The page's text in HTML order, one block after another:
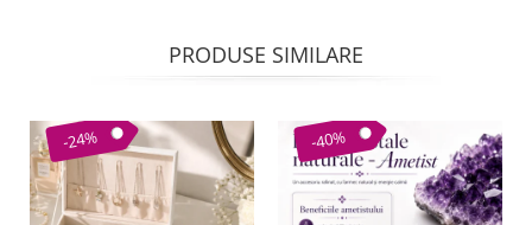
PRODUSE SIMILARE
-24% -40%